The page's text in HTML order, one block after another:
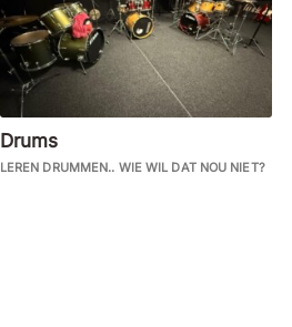
Drums
LEREN DRUMMEN.. WIE WIL DAT NOU NIET?